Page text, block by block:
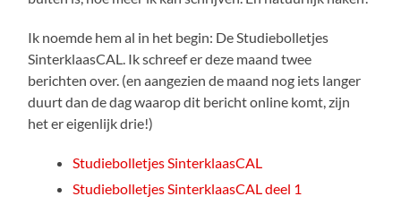
Ik noemde hem al in het begin: De Studiebolletjes
SinterklaasCAL. Ik schreef er deze maand twee
berichten over. (en aangezien de maand nog iets langer
duurt dan de dag waarop dit bericht online komt, zijn
het er eigenlijk drie!)
Studiebolletjes SinterklaasCAL
Studiebolletjes SinterklaasCAL deel 1